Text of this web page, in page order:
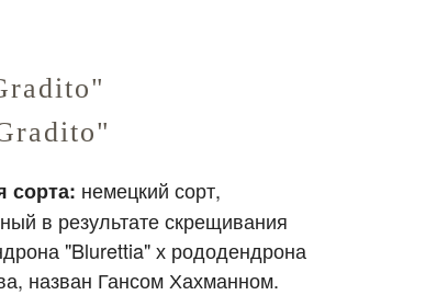
сорта: немецкий сорт,
в результате скрещивания
"Blurettia" х рододендрона
назван Гансом Хахманном.